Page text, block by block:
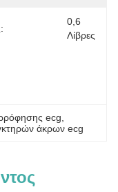
0,6
Λίβρες
ecg
άκρων ecg